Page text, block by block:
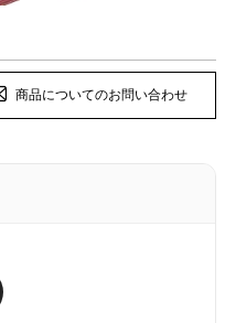
商品についてのお問い合わせ